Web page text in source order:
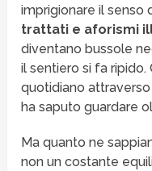
imprigionare il senso
trattati e aforismi
diventano bussole
il sentiero si fa ripido.
quotidiano attraverso
ha saputo guardare
Ma quanto ne
non un costante